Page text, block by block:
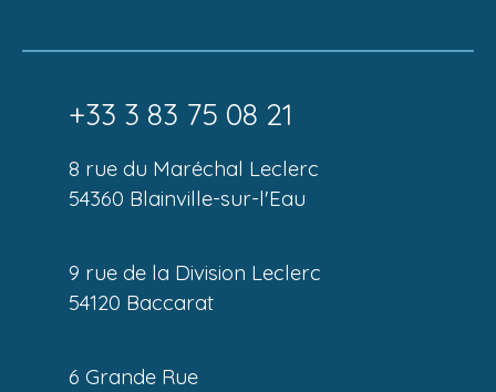
+33 3 83 75 08 21
8 rue du Maréchal Leclerc
54360 Blainville-sur-l'Eau
9 rue de la Division Leclerc
54120 Baccarat
6 Grande Rue